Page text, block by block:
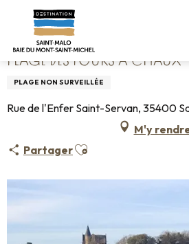
contenu
principal
Accueil Plage des Fours à Chaux
PLAGE DES FOURS À CHAUX
PLAGE NON SURVEILLÉE
Rue de l'Enfer Saint-Servan, 35400
M'y
PartagerAjouter aux favoris